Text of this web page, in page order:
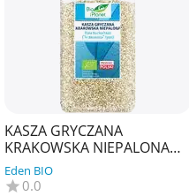
KASZA GRYCZANA
KRAKOWSKA NIEPALONA
BIO 500 g - BIO PLANET
Eden BIO
0.0